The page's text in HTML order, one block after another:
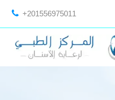
+201556975011